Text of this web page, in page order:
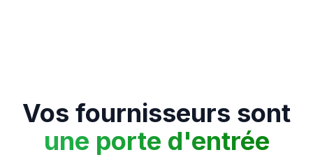
Vos fournisseurs sont
une porte d'entrée